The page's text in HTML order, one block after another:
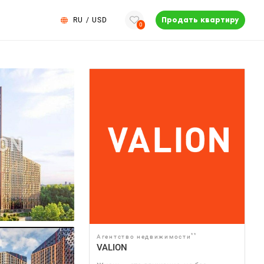
RU / USD
0
Продать квартиру
Агентство недвижимости **
VALION